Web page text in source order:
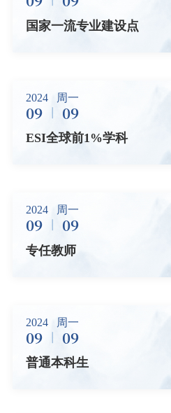
国家一流专业建设点
2024 周一
09 09
ESI全球前1%学科
2024 周一
09 09
专任教师
2024 周一
09 09
普通本科生